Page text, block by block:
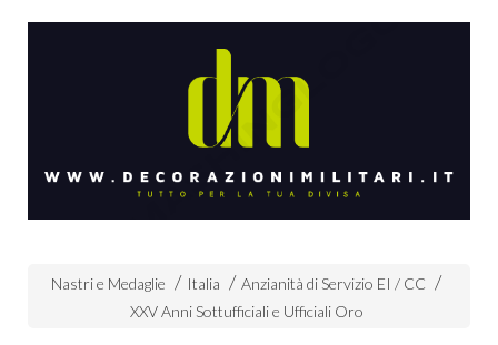
Nastri e Medaglie Italia
Anzianità di Servizio EI / CC
XXV Anni Sottufficiali e Ufficiali Oro